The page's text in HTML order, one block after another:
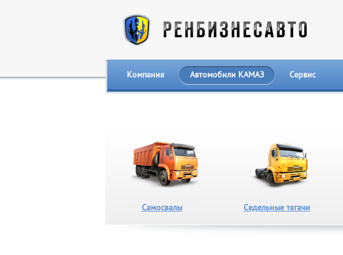
Компания Автомобили КАМАЗ Сервис
Самосвалы Седельные тягачи